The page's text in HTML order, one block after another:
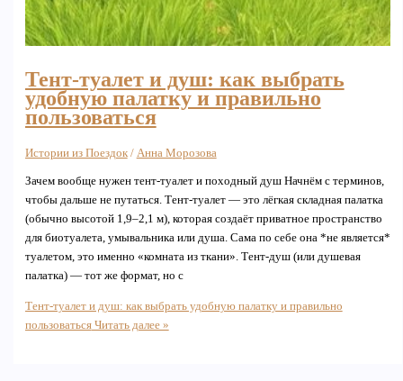
Тент-туалет и душ: как выбрать
удобную палатку и правильно
пользоваться
Истории из Поездок/ Анна Морозова
Зачем вообще нужен тент‑туалет и походный душ Начнём с терминов,
чтобы дальше не путаться. Тент‑туалет — это лёгкая складная палатка
(обычно высотой 1,9–2,1 м), которая создаёт приватное пространство
для биотуалета, умывальника или душа. Сама по себе она *не является*
туалетом, это именно «комната из ткани». Тент‑душ (или душевая
палатка) — тот же формат, но с
Тент-туалет и душ: как выбрать удобную палатку и правильно
пользоватьсяЧитать далее »